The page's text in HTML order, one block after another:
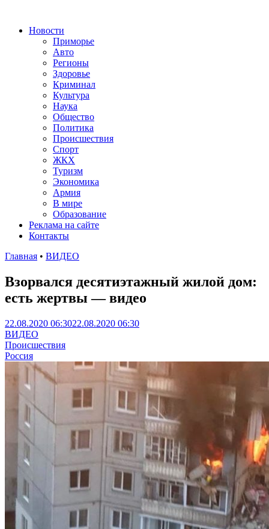
Новости
Приморье
Авто
Регионы
Здоровье
Криминал
Культура
Наука
Общество
Политика
Происшествия
Спорт
ЖКХ
Туризм
Экономика
Армия
В мире
Образование
Реклама на сайте
Контакты
Главная • ВИДЕО
Взорвался десятиэтажный жилой дом:
есть жертвы — видео
22.08.2020 06:3022.08.2020 06:30
ВИДЕО
Происшествия
Россия